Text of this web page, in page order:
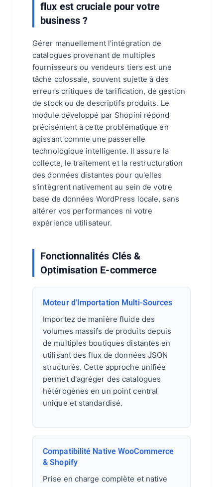
flux est cruciale pour votre
business ?
Gérer manuellement l'intégration de
catalogues provenant de multiples
fournisseurs ou vendeurs tiers est une
tâche colossale, souvent sujette à des
erreurs critiques de tarification, de gestion
de stock ou de descriptifs produits. Le
module développé par Shopini répond
précisément à cette problématique en
agissant comme une passerelle
technologique intelligente. Il assure la
collecte, le traitement et la restructuration
des données distantes pour qu'elles
s'intègrent nativement au sein de votre
base de données WordPress locale, sans
altérer vos performances ni votre
expérience utilisateur.
Fonctionnalités Clés &
Optimisation E-commerce
Moteur d'Importation Multi-Sources
Importez de manière fluide des
volumes massifs de produits depuis
de multiples boutiques distantes en
utilisant des flux de données JSON
structurés. Cette approche unifiée
permet d'agréger des catalogues
hétérogènes en un point central
unique et standardisé.
Compatibilité Native WooCommerce
& Shopify
Prise en charge complète et native